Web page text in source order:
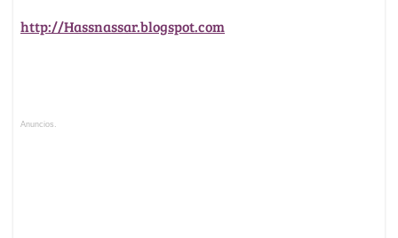
http://Hassnassar.blogspot.com
Anuncios.